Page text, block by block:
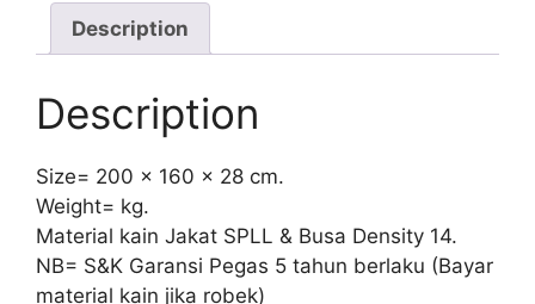
Description
Description
Size= 200 x 160 x 28 cm.
Weight= kg.
Material kain Jakat SPLL & Busa Density 14.
NB= S&K Garansi Pegas 5 tahun berlaku (Bayar
material kain jika robek)